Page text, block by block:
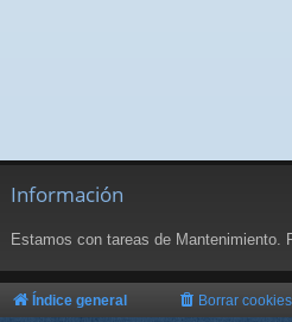
Información
Estamos con tareas de Mantenimiento.
Índice general Borrar cookies